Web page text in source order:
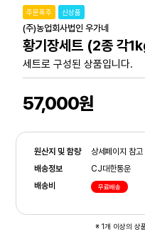
주문폭주 신상품
(주)농업회사법인 우가네
황기장세트 (2종 각
세트로 구성된 상품입니다.
57,000원
원산지 및 함량
상세페이지 참고
배송정보
CJ대한통운
배송비
무료배송
※ 1개 이상의 상